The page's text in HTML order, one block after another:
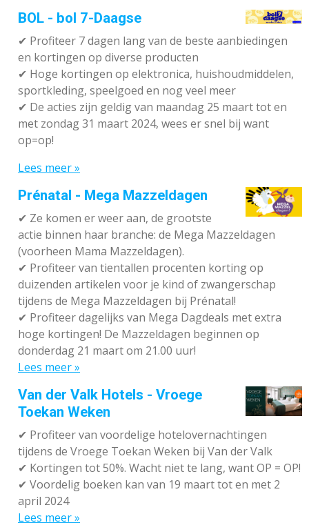
BOL - bol 7-Daagse
✔ Profiteer 7 dagen lang van de beste aanbiedingen
en kortingen op diverse producten
✔ Hoge kortingen op elektronica, huishoudmiddelen,
sportkleding, speelgoed en nog veel meer
✔ De acties zijn geldig van maandag 25 maart tot en
met zondag 31 maart 2024, wees er snel bij want
op=op!
Lees meer »
Prénatal - Mega Mazzeldagen
✔ Ze komen er weer aan, de grootste
actie binnen haar branche: de Mega Mazzeldagen
(voorheen Mama Mazzeldagen).
✔ Profiteer van tientallen procenten korting op
duizenden artikelen voor je kind of zwangerschap
tijdens de Mega Mazzeldagen bij Prénatal!
✔ Profiteer dagelijks van Mega Dagdeals met extra
hoge kortingen! De Mazzeldagen beginnen op
donderdag 21 maart om 21.00 uur!
Lees meer »
Van der Valk Hotels - Vroege
Toekan Weken
✔ Profiteer van voordelige hotelovernachtingen
tijdens de Vroege Toekan Weken bij Van der Valk
✔ Kortingen tot 50%. Wacht niet te lang, want OP = OP!
✔ Voordelig boeken kan van 19 maart tot en met 2
april 2024
Lees meer »